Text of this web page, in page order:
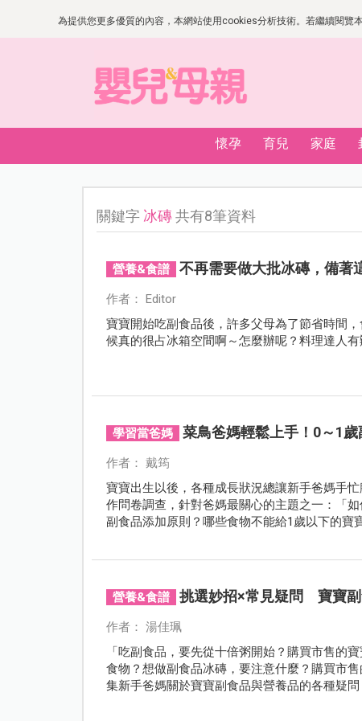
為提供您更多優質的內容，本網站使用cookies分析技術。若繼續閱
懷孕 育兒 家庭
關鍵字 冰磚共有8筆資料
營養&食譜 不再需要做大批冰磚，備著
作者： Editor
寶寶開始吃副食品後，許多父母為了節省時間
候真的很占冰箱空間啊～怎麼辦呢？料理達人有
學習當爸媽 菜鳥爸媽輕鬆上手！0～1
作者： 戴筠
寶寶出生以後，各種成長狀況總讓新手爸媽手
作問卷調查，針對爸媽最關心的主題之一：「
副食品添加原則？哪些食物不能給1歲以下的寶
營養&食譜 挑選妙招×常見疑問 寶寶
作者： 湯佳珮
「吃副食品，要先從十倍粥開始？購買市售的
食物？想做副食品冰磚，要注意什麼？購買市
集新手爸媽關於寶寶副食品與營養品的各種疑